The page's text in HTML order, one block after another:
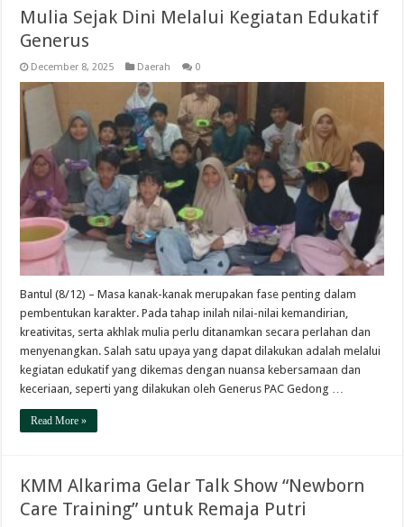
Mulia Sejak Dini Melalui Kegiatan Edukatif
Generus
December 8, 2025 Daerah 0
Bantul (8/12) – Masa kanak-kanak merupakan fase penting dalam
pembentukan karakter. Pada tahap inilah nilai-nilai kemandirian,
kreativitas, serta akhlak mulia perlu ditanamkan secara perlahan dan
menyenangkan. Salah satu upaya yang dapat dilakukan adalah melalui
kegiatan edukatif yang dikemas dengan nuansa kebersamaan dan
keceriaan, seperti yang dilakukan oleh Generus PAC Gedong …
Read More »
KMM Alkarima Gelar Talk Show “Newborn
Care Training” untuk Remaja Putri